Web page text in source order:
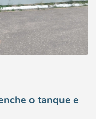
o tanque e